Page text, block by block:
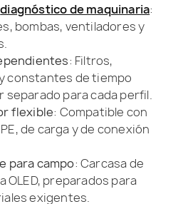
diagnóstico de maquinaria:
bombas, ventiladores y
: Filtros,
constantes de tiempo
separado para cada perfil.
flexible: Compatible con
de carga y de conexión
para campo: Carcasa de
OLED, preparados para
exigentes.